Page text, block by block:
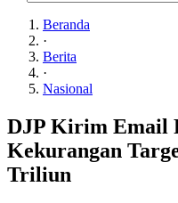
Beranda
·
Berita
·
Nasional
DJP Kirim Email
Kekurangan
Triliun